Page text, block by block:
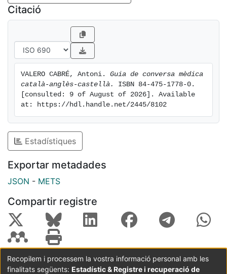
Citació
VALERO CABRÉ, Antoni. Guia de conversa mèdica
català-anglès-castellà.
ISBN 84-475-1778-0.
[consulted: 9 of August of 2026]. Available
at: https://hdl.handle.net/2445/8102
Estadístiques
Exportar metadades
JSON - METS
Compartir registre
Coordinació:CRAI UB Avís legal Metadades
Recopilem i processem la vostra informació personal amb les
finalitats següents: Estadístic & Registre i recuperació de